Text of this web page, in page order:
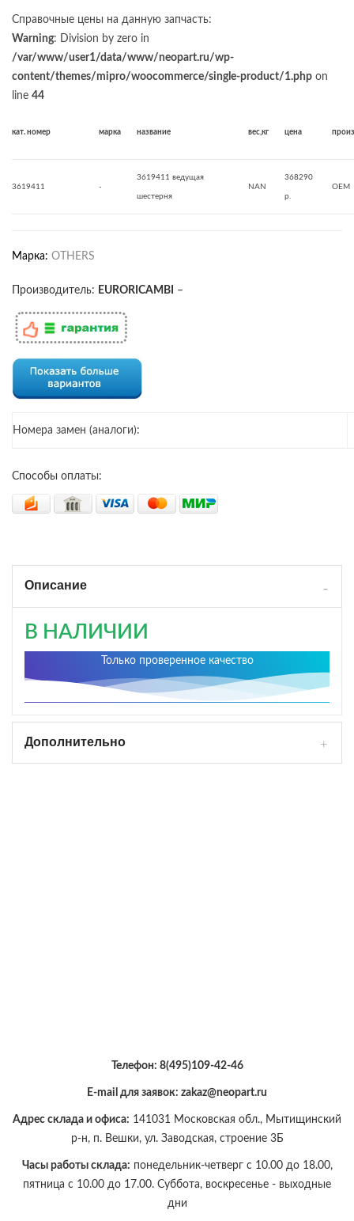
Справочные цены на данную запчасть:
Warning: Division by zero in
/var/www/user1/data/www/neopart.ru/wp-
content/themes/mipro/woocommerce/single-product/1.php on
line 44
кат. номер марка название вес,кг цена
3619411 -
3619411 ведущая
шестерня
NAN
368290
р.
OEM
Марка: OTHERS
Производитель: EURORICAMBI –
Номера замен (аналоги):
Способы оплаты:
Описание
В НАЛИЧИИ
Только проверенное качество
Дополнительно
Телефон: 8(495)109-42-46
E-mail для заявок: zakaz@neopart.ru
Адрес склада и офиса: 141031 Московская обл., Мытищинский
р-н, п. Вешки, ул. Заводская, строение 3Б
Часы работы склада: понедельник-четверг с 10.00 до 18.00,
пятница с 10.00 до 17.00. Суббота, воскресенье - выходные
дни